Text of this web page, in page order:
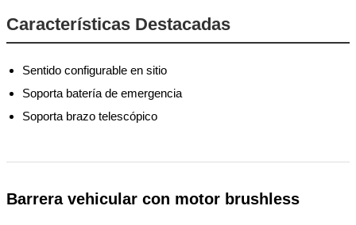
Características Destacadas
Sentido configurable en sitio
Soporta batería de emergencia
Soporta brazo telescópico
Barrera vehicular con motor brushless